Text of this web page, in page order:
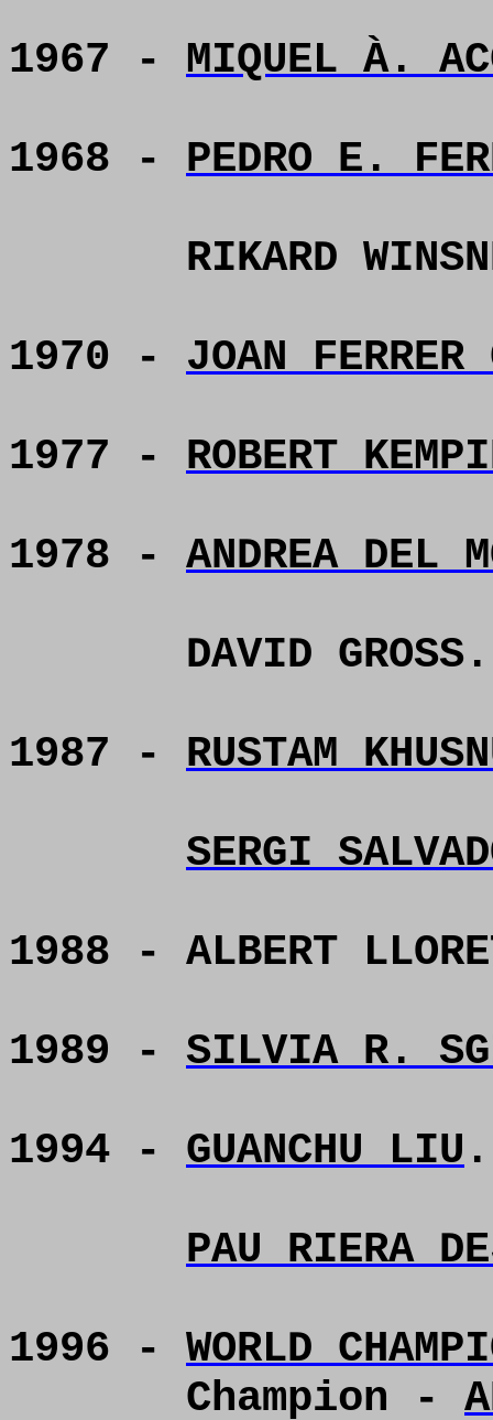
1967 - MIQUEL À.
1968 - PEDRO E.
RIKARD
1970 - JOAN FERRER
1977 - ROBERT
1978 - ANDREA DEL
DAVID GROSS.
1987 - RUSTAM
SERGI
1988 - ALBERT
1989 - SILVIA R.
1994 - GUANCHU LIU .
PAU RIERA
1996 - WORLD
Champion -